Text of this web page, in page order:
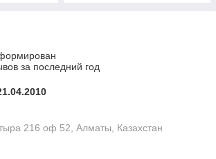
за последний год
216 оф 52, Алматы, Казахстан